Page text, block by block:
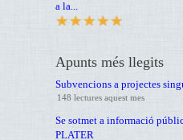
a la...
Apunts més llegits
Subvencions a projectes
148 lectures aquest mes
Se sotmet a informació
PLATER